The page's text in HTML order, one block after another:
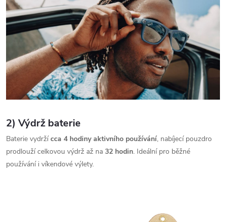
2) Výdrž baterie
Baterie vydržícca 4 hodiny aktivního používání, nabíjecí pouzdro
prodlouží celkovou výdrž až na 32 hodin. Ideální pro běžné
používání i víkendové výlety.